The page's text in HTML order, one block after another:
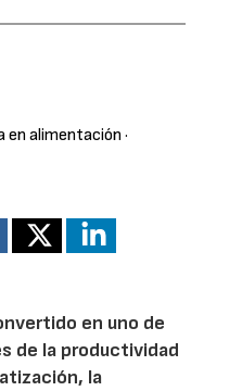
en alimentación ·
en uno de
de la productividad
la